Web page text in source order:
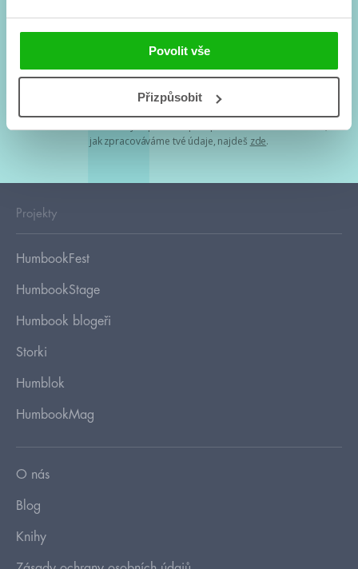
Povolit vše
Přizpůsobit
Souhlasím spodmínkami zpracování osobních údajů
Tvá e-mailová adresa je u nás v bezpečí. Přečti si
jak zpracováváme tvé údaje, najdeš zde.
Projekty
HumbookFest
HumbookStage
Humbook blogeři
Storki
Humblok
HumbookMag
O nás
Blog
Knihy